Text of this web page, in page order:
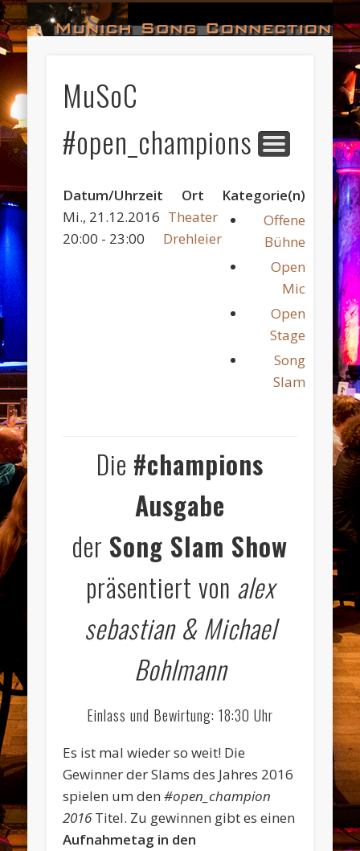
MuSoC
#open_champions 16
Datum/Uhrzeit
Mi., 21.12.2016
20:00 - 23:00
Ort
Theater
Drehleier
Kategorie(n)
Offene
Bühne
Open
Mic
Open
Stage
Song
Slam
Die #champions
Ausgabe
der Song Slam Show
präsentiert von alex
sebastian & Michael
Bohlmann
Einlass und Bewirtung: 18:30 Uhr
Es ist mal wieder so weit! Die
Gewinner der Slams des Jahres 2016
spielen um den#open_champion
2016Titel. Zu gewinnen gibt es einen
Aufnahmetag in den